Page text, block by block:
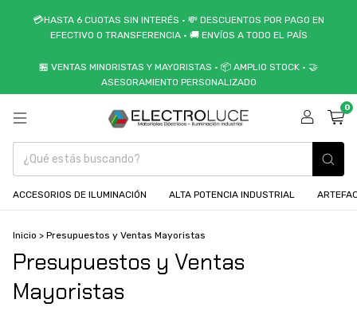
💳HASTA 6 CUOTAS SIN INTERÉS • 💸 DESCUENTOS POR PAGO EN
EFECTIVO O TRANSFERENCIA • 🚚 ENVÍOS A TODO EL PAÍS
🏪 VENTAS MINORISTAS Y MAYORISTAS • 📦 AMPLIO STOCK • 🤝
ASESORAMIENTO PERSONALIZADO
0
ACCESORIOS DE ILUMINACIÓN ALTA POTENCIA INDUSTRIAL
Inicio > Presupuestos y Ventas Mayoristas
Presupuestos y Ventas
Mayoristas